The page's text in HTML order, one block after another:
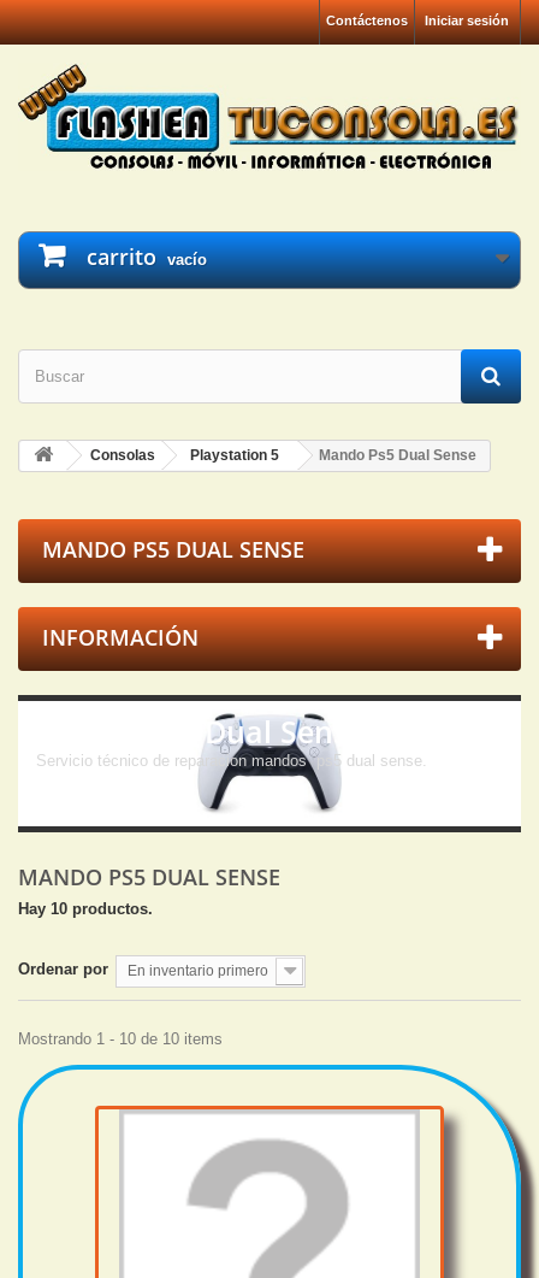
Iniciar sesión
Contáctenos
carrito vacío
Consolas Playstation 5 Mando Ps5 Dual Sense
MANDO PS5 DUAL SENSE
INFORMACIÓN
Mando Ps5 Dual Sense
Servicio técnico de reparacion mandos ps5 dual sense.
MANDO PS5 DUAL SENSE
Hay 10 productos.
Ordenar por En inventario primero
Mostrando 1 - 10 de 10 items